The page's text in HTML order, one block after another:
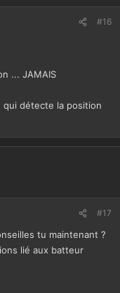
#16
... JAMAIS
qui détecte la position
#17
tu maintenant ?
lié aux batteur